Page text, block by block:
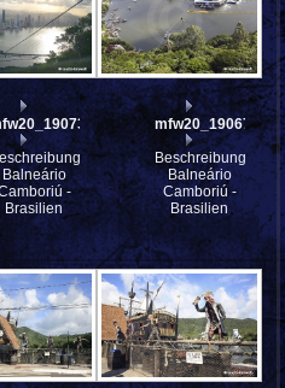
Balneário
-
Brasilien
mfw20_190675
Beschreibung:
Balneário
Camboriú -
Brasilien